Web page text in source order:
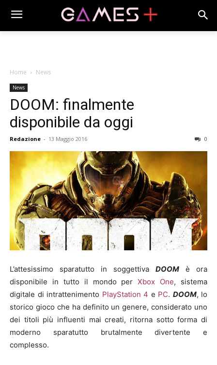
Home News
News
DOOM: finalmente
disponibile da oggi
Redazione - 13 Maggio 2016 0
L’attesissimo sparatutto in soggettiva DOOM è ora
disponibile in tutto il mondo perXbox One, sistema
digitale di intrattenimento PlayStation 4 e PC. DOOM, lo
storico gioco che ha definito un genere, considerato uno
dei titoli più influenti mai creati, ritorna sotto forma di
moderno sparatutto brutalmente divertente e
complesso.